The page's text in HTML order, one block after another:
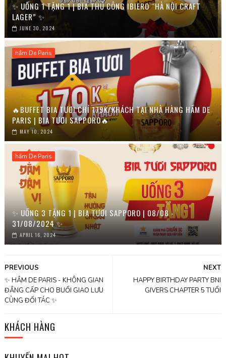
✨ UỐNG 1 TẶNG 1 | BIA THỦ CÔNG IBIERO “HÀ NỘI CRAFT
LAGER” ✨
JUNE 30, 2024
hầm De Paris
🔥BUFFET BIA TƯƠI CHỈ 179K/KHÁCH TẠI NHÀ HÀNG HẦM DE
PARIS | BIA TƯƠI SAPPORO🔥
MAY 10, 2024
hầm De Paris
✨ UỐNG 3 TẶNG 1 | BIA TƯƠI SAPPORO | 08/08 -
31/08/2024 ✨
APRIL 16, 2024
NEXT
HAPPY BIRTHDAY PARTY BNI
GIVERS CHAPTER 5 TUỔI
PREVIOUS
✨ HẦM DE PARIS - KHÔNG GIAN
ĐẲNG CẤP CHO BUỔI GIAO LƯU
CÙNG ĐỐI TÁC ✨
KHÁCH HÀNG